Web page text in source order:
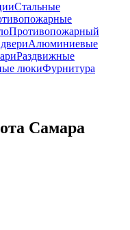
Стальные
Противопожарный
Алюминиевые
Раздвижные
люкиФурнитура
Самара